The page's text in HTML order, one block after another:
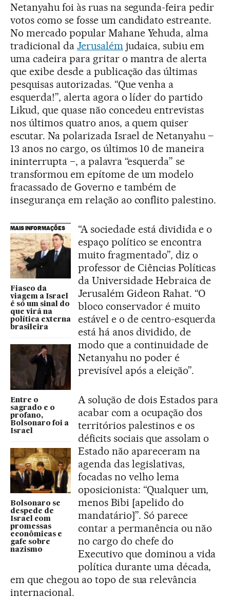
Netanyahu foi às ruas na segunda-feira pedir
votos como se fosse um candidato estreante.
No mercado popular Mahane Yehuda, alma
tradicional da Jerusalém judaica, subiu em
uma cadeira para gritar o mantra de alerta
que exibe desde a publicação das últimas
pesquisas autorizadas. “Que venha a
esquerda!”, alerta agora o líder do partido
Likud, que quase não concedeu entrevistas
nos últimos quatro anos, a quem quiser
escutar. Na polarizada Israel de Netanyahu –
13 anos no cargo, os últimos 10 de maneira
ininterrupta –, a palavra “esquerda” se
transformou em epítome de um modelo
fracassado de Governo e também de
insegurança em relação ao conflito palestino.
MAIS INFORMAÇÕES
Fiasco da
viagem a Israel
é só um sinal do
que virá na
política externa
brasileira
Entre o
sagrado e o
profano,
Bolsonaro foi a
Israel
Bolsonaro se
despede de
Israel com
promessas
econômicas e
gafe sobre
nazismo
“A sociedade está dividida e o
espaço político se encontra
muito fragmentado”, diz o
professor de Ciências Políticas
da Universidade Hebraica de
Jerusalém Gideon Rahat. “O
bloco conservador é muito
estável e o de centro-esquerda
está há anos dividido, de
modo que a continuidade de
Netanyahu no poder é
previsível após a eleição”.
A solução de dois Estados para
acabar com a ocupação dos
territórios palestinos e os
déficits sociais que assolam o
Estado não apareceram na
agenda das legislativas,
focadas no velho lema
oposicionista: “Qualquer um,
menos Bibi [apelido do
mandatário]”. Só parece
contar a permanência ou não
no cargo do chefe do
Executivo que dominou a vida
política durante uma década,
em que chegou ao topo de sua relevância
internacional.